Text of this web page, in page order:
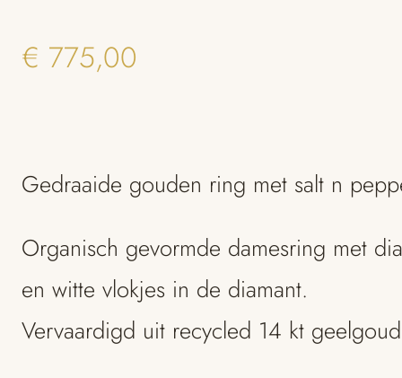
€ 775,00
Gedraaide gouden ring met salt n
Organisch gevormde damesring met
en witte vlokjes in de diamant.
Vervaardigd uit recycled 14 kt geelgoud